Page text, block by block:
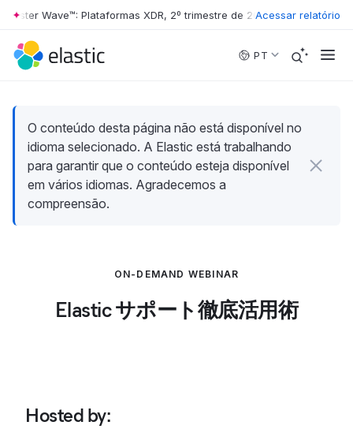
Skip to main content
Wave™: Plataformas XDR, 2º trimestre de 2026 • The Forrester
Acessar relatório
PT
O conteúdo desta página não está disponível no
idioma selecionado. A Elastic está trabalhando
para garantir que o conteúdo esteja disponível
em vários idiomas. Agradecemos a
compreensão.
ON-DEMAND WEBINAR
Elastic サポート徹底活用術
Hosted by: